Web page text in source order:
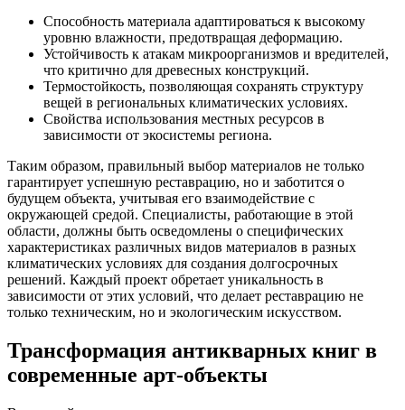
Способность материала адаптироваться к высокому
уровню влажности, предотвращая деформацию.
Устойчивость к атакам микроорганизмов и вредителей,
что критично для древесных конструкций.
Термостойкость, позволяющая сохранять структуру
вещей в региональных климатических условиях.
Свойства использования местных ресурсов в
зависимости от экосистемы региона.
Таким образом, правильный выбор материалов не только
гарантирует успешную реставрацию, но и заботится о
будущем объекта, учитывая его взаимодействие с
окружающей средой. Специалисты, работающие в этой
области, должны быть осведомлены о специфических
характеристиках различных видов материалов в разных
климатических условиях для создания долгосрочных
решений. Каждый проект обретает уникальность в
зависимости от этих условий, что делает реставрацию не
только техническим, но и экологическим искусством.
Трансформация антикварных книг в
современные арт-объекты